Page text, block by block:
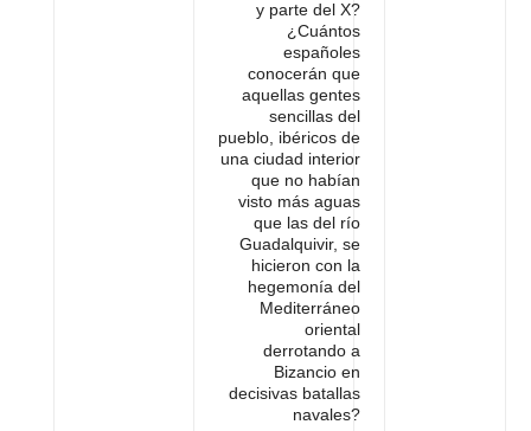
y parte del X?
¿Cuántos
españoles
conocerán que
aquellas gentes
sencillas del
pueblo, ibéricos de
una ciudad interior
que no habían
visto más aguas
que las del río
Guadalquivir, se
hicieron con la
hegemonía del
Mediterráneo
oriental
derrotando a
Bizancio en
decisivas batallas
navales?